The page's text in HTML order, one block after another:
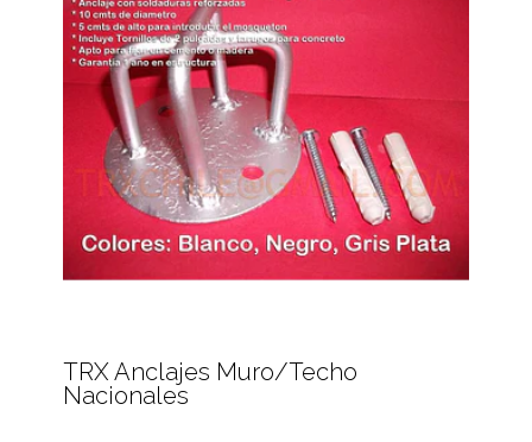
TRX Anclajes Muro/Techo
Nacionales